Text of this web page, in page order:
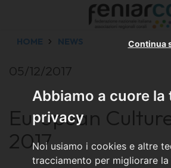
Abbiamo a cuore la
privacy
Noi usiamo i cookies e altre
tracciamento per migliorare la
Continua
HOME NEWS
05/12/2017
European
2017